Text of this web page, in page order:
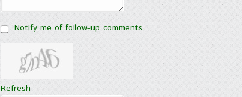
Notify me of follow-up comments
Refresh